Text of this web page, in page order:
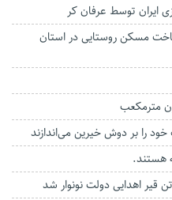
ایران توسط عرفان کر
ساخت مسکن روستایی در استان
را بر دوش خیرین می‌اندازند
هستند.